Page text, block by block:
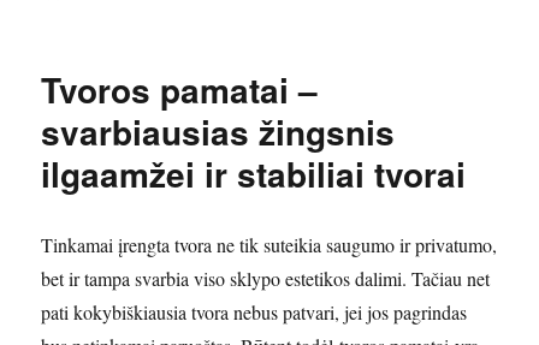
Tvoros pamatai –
svarbiausias žingsnis
ilgaamžei ir stabiliai tvorai
Tinkamai įrengta tvora ne tik suteikia saugumo ir privatumo,
bet ir tampa svarbia viso sklypo estetikos dalimi. Tačiau net
pati kokybiškiausia tvora nebus patvari, jei jos pagrindas